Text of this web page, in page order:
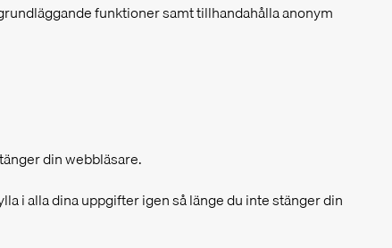
funktioner samt tillhandahålla anonym
din webbläsare.
i alla dina uppgifter igen så länge du inte stänger din